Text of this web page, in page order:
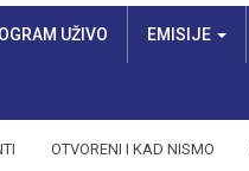
UŽIVO EMISIJE
OTVORENI I KAD NISMO